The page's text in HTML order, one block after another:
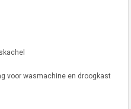
voor wasmachine en droogkast